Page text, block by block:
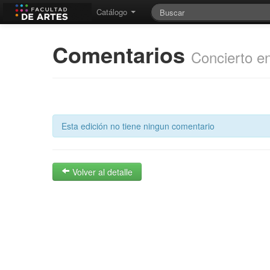
Catálogo
Comentarios Concierto
Esta edición no tiene ningun comentario
Volver al detalle